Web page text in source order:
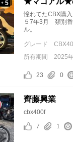
+ 5
憧れてたCBX購
５7年3月 類別
ル。
グレード
所有期間
2025
23 0
齊藤興業
cbx400f
7
1